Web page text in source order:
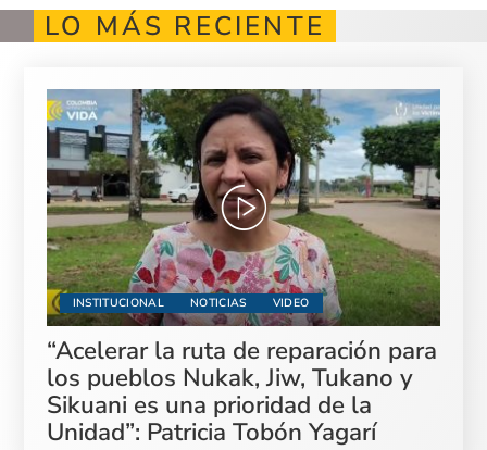
LO MÁS RECIENTE
INSTITUCIONAL NOTICIAS VIDEO
“Acelerar la ruta de reparación para
los pueblos Nukak, Jiw, Tukano y
Sikuani es una prioridad de la
Unidad”: Patricia Tobón Yagarí